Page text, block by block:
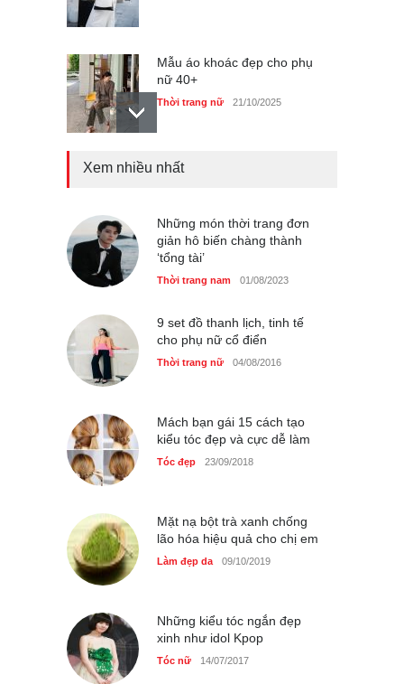
Mẫu áo khoác đẹp cho phụ
nữ 40+
Thời trang nữ 21/10/2025
Chiếc áo dài cưới của Hoa
sáng tạo mới của giới trẻ
Thời trang nữ 21/10/2025
Xem nhiều nhất
Những món thời trang đơn
giản hô biến chàng thành
‘tổng tài’
Thời trang nam 01/08/2023
9 set đồ thanh lịch, tinh tế
cho phụ nữ cổ điển
Thời trang nữ 04/08/2016
Mách bạn gái 15 cách tạo
kiểu tóc đẹp và cực dễ làm
Tóc đẹp 23/09/2018
Mặt nạ bột trà xanh chống
lão hóa hiệu quả cho chị em
Làm đẹp da 09/10/2019
Những kiểu tóc ngắn đẹp
xinh như idol Kpop
Tóc nữ 14/07/2017